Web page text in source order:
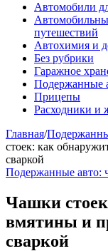
Автомобили
путешествий
Автохимия и
Без рубрики
Гаражное
Подержанные
Прицепы
Расходники и
Главная/
стоек: как
сваркой
Подержанные авто:
Чашки
вмятины и
сваркой